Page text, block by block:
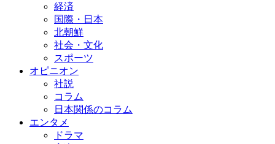
経済
国際・日本
北朝鮮
社会・文化
スポーツ
オピニオン
社説
コラム
日本関係のコラム
エンタメ
ドラマ